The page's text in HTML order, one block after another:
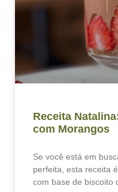
Receita
com Morangos
Se você está em
perfeita, esta receita
com base de biscoito